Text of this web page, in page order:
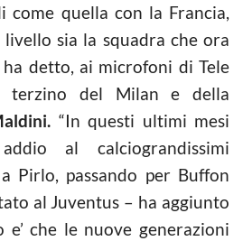
come quella con la Francia,
sia la squadra che ora
ha detto, ai microfoni di Tele
terzino del Milan e della
“In questi ultimi mesi
al calciograndissimi
Pirlo, passando per Buffon
al Juventus – ha aggiunto
e’ che le nuove generazioni